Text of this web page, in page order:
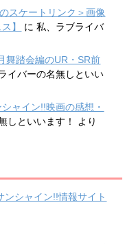
スケートリンク＞画像
】
に私、ラブライバ
踏会編のUR・SR前
イバーの名無しといい
ャイン!!映画の感想・
しといいます！ より
シャイン!!情報サイト